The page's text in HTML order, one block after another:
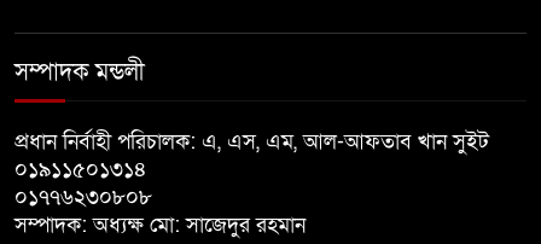
অভিযোগে বাগাতিপাড়ায় মানববন্ধন
সমাপনী ও পুরস্কার বিতরণ
সম্পাদক মন্ডলী
প্রধান নির্বাহী পরিচালক: এ, এস, এম, আল-আফতাব খান সুইট
০১৯১১৫০১৩১৪
০১৭৭৬২৩০৮০৮
সম্পাদক: অধ্যক্ষ মো: সাজেদুর রহমান